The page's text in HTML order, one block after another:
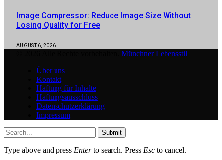
Image Compressor: Reduce Image Size Without
Losing Quality for Free
AUGUST 6, 2026
Münchner Lebensstil
Über uns
Kontakt
Haftung für Inhalte
Haftungsausschluss
Datenschutzerklärung
Impressum
Submit
Type above and press Enterto search. Press Esc to cancel.